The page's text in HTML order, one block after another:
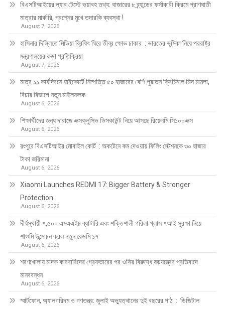
বিএসটিআইয়ের ল্যাব টেস্টে ভয়াবহ তথ্য: বাজারের ৮ ব্র্যান্ডের ফর্সাকারী ক্রিমে প্রাণঘাতী
মাত্রার মার্কারি, প্রশ্নের মুখে তদারকি ব্যবস্থা !
August 7, 2026
হাসিনার দিল্লিতে মিডিয়া ব্রিফিং ঘিরে তীব্র ক্ষোভ ঢাকার : ভারতের ভূমিকা নিয়ে পররাষ্ট্র
মন্ত্রণালয়ের কড়া প্রতিক্রিয়া
August 7, 2026
মাত্র ১১ কার্যদিবসে হাইকোর্টে নিষ্পত্তি ৫০ হাজারের বেশি পুরাতন ক্রিমিনাল মিস মামলা,
বিচার বিভাগে নতুন মাইলফলক
August 6, 2026
শিক্ষার্থীদের জন্য দারাজে এক্সক্লুসিভ ডিসকাউন্ট নিয়ে আসছে রিয়েলমি সি১০০এক্স
August 6, 2026
রংপুরে বিএসটিআইর মোবাইল কোর্ট : অকটেনে কম দেওয়ায় ফিলিং স্টেশনকে ৩০ হাজার
টাকা জরিমানা
August 6, 2026
Xiaomi Launches REDMI 17: Bigger Battery & Stronger
Protection
August 6, 2026
দীর্ঘস্থায়ী ৭,৫০০ এমএএইচ ব্যাটারি এবং শক্তিশালী গরিলা গ্লাস ৭আই সুরক্ষা নিয়ে
শাওমি উন্মোচন করল নতুন রেডমি ১৭
August 6, 2026
শরণখোলায় মাদক কারবারিদের গ্রেফতারের পর ওসির বিরুদ্ধে ষড়যন্ত্রের প্রতিবাদে
মানববন্ধন
August 6, 2026
স্মার্টফোন, অ্যালগরিদম ও গণতন্ত্র: জুলাই অভ্যুত্থানের দুই বছরের পাঠ : ডিজিটাল